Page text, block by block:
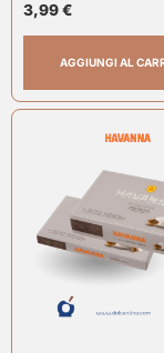
3,99€
AGGIUNGI AL